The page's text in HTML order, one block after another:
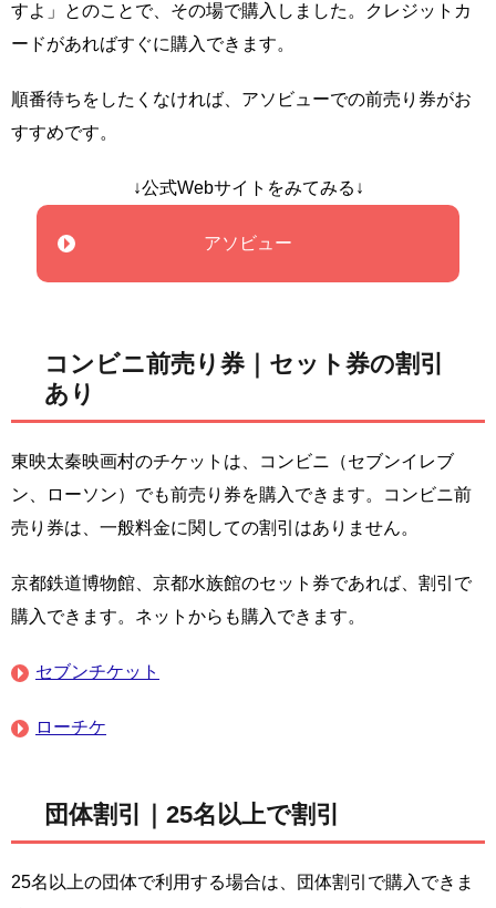
すよ」とのことで、その場で購入しました。クレジットカ
ードがあればすぐに購入できます。
順番待ちをしたくなければ、アソビューでの前売り券がお
すすめです。
↓公式Webサイトをみてみる↓
アソビュー
コンビニ前売り券｜セット券の割引
あり
東映太秦映画村のチケットは、コンビニ（セブンイレブ
ン、ローソン）でも前売り券を購入できます。コンビニ前
売り券は、一般料金に関しての割引はありません。
京都鉄道博物館、京都水族館のセット券であれば、割引で
購入できます。ネットからも購入できます。
セブンチケット
ローチケ
団体割引｜25名以上で割引
25名以上の団体で利用する場合は、団体割引で購入できま